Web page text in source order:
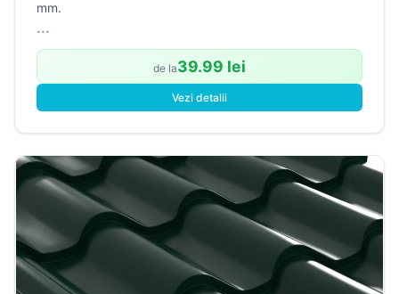
mm.
...
de la39.99 lei
Vezi detalii